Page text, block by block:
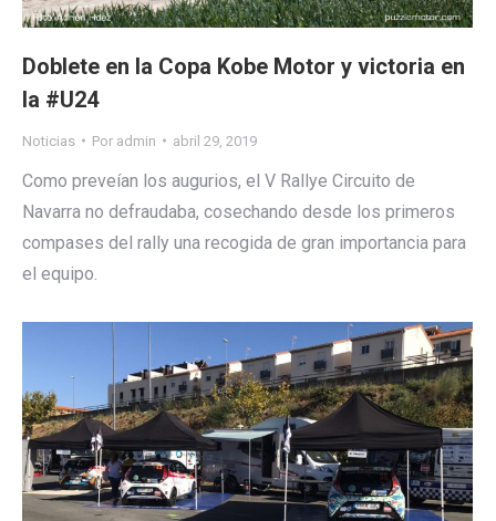
Doblete en la Copa Kobe Motor y victoria en
la #U24
Noticias Por admin abril 29, 2019
Como preveían los augurios, el V Rallye Circuito de
Navarra no defraudaba, cosechando desde los primeros
compases del rally una recogida de gran importancia para
el equipo.